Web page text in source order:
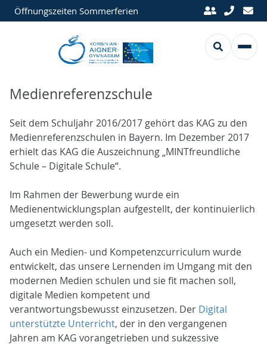
Öffnungszeiten Sommerferien
Medienreferenzschule
Seit dem Schuljahr 2016/2017 gehört das KAG zu den
Medienreferenzschulen in Bayern. Im Dezember 2017
erhielt das KAG die Auszeichnung „MINTfreundliche
Schule – Digitale Schule“.
Im Rahmen der Bewerbung wurde ein
Medienentwicklungsplan aufgestellt, der kontinuierlich
umgesetzt werden soll.
Auch ein Medien- und Kompetenzcurriculum wurde
entwickelt, das unsere Lernenden im Umgang mit den
modernen Medien schulen und sie fit machen soll,
digitale Medien kompetent und
verantwortungsbewusst einzusetzen. Der Digital
unterstützte Unterricht, der in den vergangenen
Jahren am KAG vorangetrieben und sukzessive